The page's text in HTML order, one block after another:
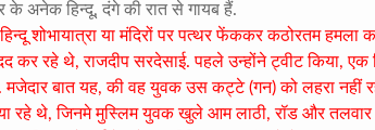
के अनेक हिन्दू, दंगे की रात से गायब हैं.
शोभायात्रा या मंदिरों पर पत्थर फेंककर कठोरतम हमला
कर रहे थे, राजदीप सरदेसाई. पहले उन्होंने ट्वीट किया, एक
बात यह, की वह युवक उस कट्टे (गन) को लहरा नहीं
रहे थे, जिनमे मुस्लिम युवक खुले आम लाठी, रॉड और तलवार